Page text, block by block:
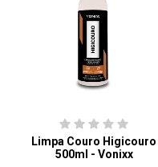
Limpa Couro Higicouro
500ml - Vonixx